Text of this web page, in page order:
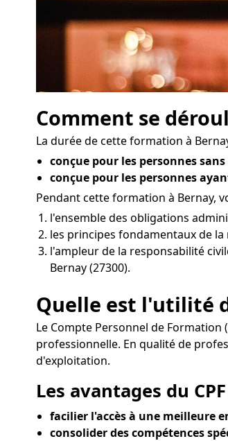
Comment se
La durée de cette formation à
conçue pour les personnes
conçue pour les personnes
Pendant cette formation à Bernay,
l'ensemble des obligations
les principes fondamentaux de
l'ampleur de la responsabilité
Bernay (27300).
Quelle est l'utilité
Le Compte Personnel de Formation (
professionnelle. En qualité de
d'exploitation.
Les avantages du
facilier l'accès à une meilleure
consolider des compétences